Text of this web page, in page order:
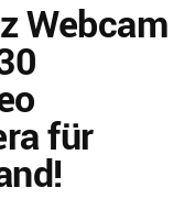
Webcam
für